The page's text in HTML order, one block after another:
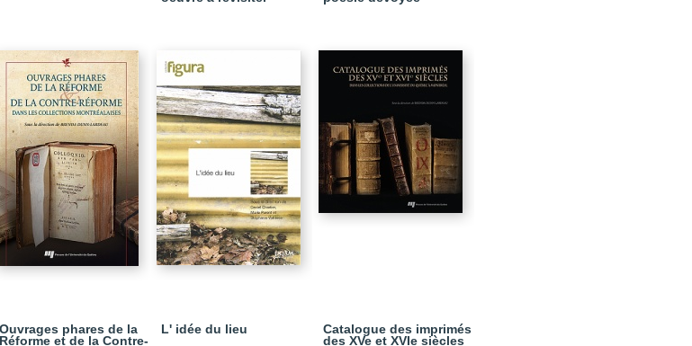
Ouvrages phares de la
Réforme et de la Contre-
L' idée du lieu
Catalogue des imprimés
des XVe et XVIe siècles